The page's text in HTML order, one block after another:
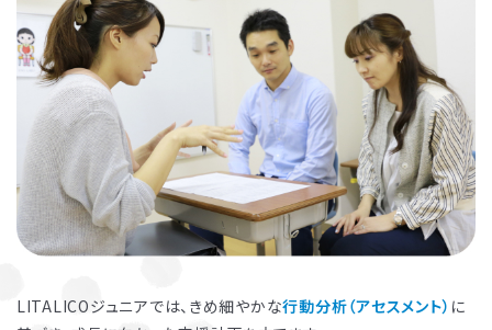
LITALICOジュニアでは、きめ細やかな行動分析（アセスメント） に
お子さまのやる気を引き出し、
保護者さまのストレス軽減に役立つ